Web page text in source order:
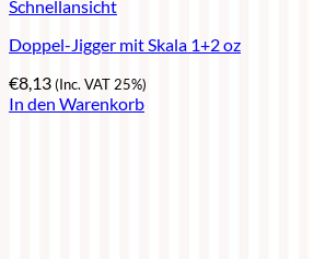
Schnellansicht
Doppel-Jigger mit Skala 1+2 oz
€8,13(Inc. VAT 25%)
In den Warenkorb